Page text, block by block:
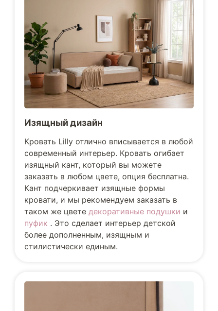
Изящный дизайн
Кровать Lilly отлично вписывается в любой
современный интерьер. Кровать огибает
изящный кант, который вы можете
заказать в любом цвете, опция бесплатна.
Кант подчеркивает изящные формы
кровати, и мы рекомендуем заказать в
таком же цвете декоративные подушки и
пуфик . Это сделает интерьер детской
более дополненным, изящным и
стилистически единым.